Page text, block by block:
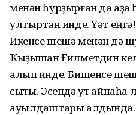
менəн һурҙырған да
ултыртҡан инде. Үəт
Икенсе шешə менəн дə
Ҡыҙышҡан Ғилметдин
алып инде. Бишенсе
сыҡты. Эсендə ут
ауылдаштары алдында.